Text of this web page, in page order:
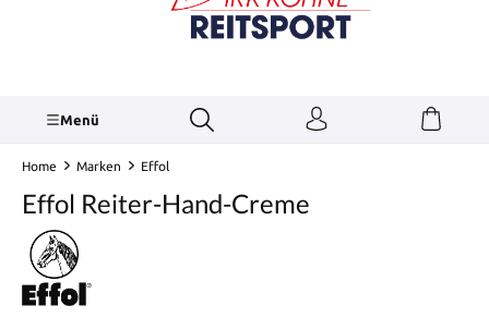
Menü
Home Marken Effol
Effol Reiter-Hand-Creme